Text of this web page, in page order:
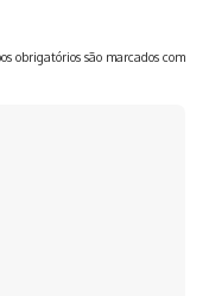
obrigatórios são marcados com